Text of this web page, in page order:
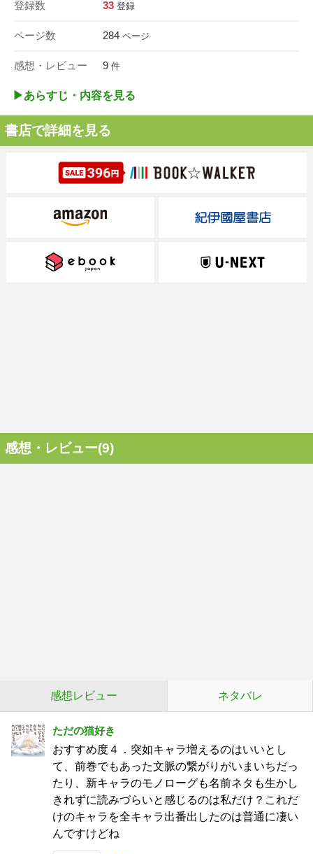
登録数 33 登録
ページ数 284 ページ
感想・レビュー 9 件
▶︎あらすじ・内容を見る
書店で詳細を見る
感想・レビュー(9)
感想レビュー ネタバレ
ただの猫好き
おすすめ度４．突如キャラ増えるのはいいとし
て、前巻でもあった文脈の繋がりがいまいちだっ
たり、新キャラのモノローグも名前ネタも生かし
きれずに読みづらいと感じるのは私だけ？これだ
けのキャラを全キャラ出番出したのは普通に凄い
んですけどね